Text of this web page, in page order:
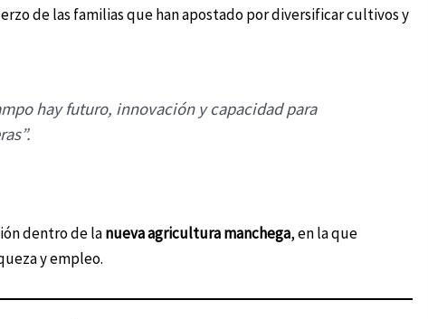
de las familias que han apostado por diversificar cultivos y
hay futuro, innovación y capacidad para
dentro de lanueva agricultura manchega, en la que
y empleo.